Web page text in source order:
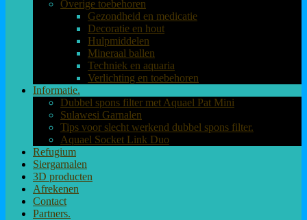
Overige toebehoren
Gezondheid en medicatie
Decoratie en hout
Hulpmiddelen
Mineraal ballen
Techniek en aquaria
Verlichting en toebehoren
Informatie.
Dubbel spons filter met Aquael Pat Mini
Sulawesi Garnalen
Tips voor slecht werkend dubbel spons filter.
Aquael Socket Link Duo
Refugium
Siergarnalen
3D producten
Afrekenen
Contact
Partners.